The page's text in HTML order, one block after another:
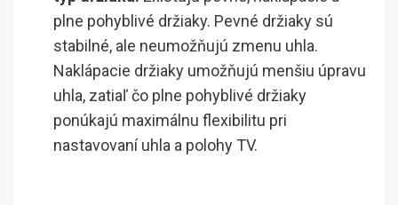
plne pohyblivé držiaky. Pevné držiaky sú
stabilné, ale neumožňujú zmenu uhla.
Naklápacie držiaky umožňujú menšiu úpravu
uhla, zatiaľ čo plne pohyblivé držiaky
ponúkajú maximálnu flexibilitu pri
nastavovaní uhla a polohy TV.